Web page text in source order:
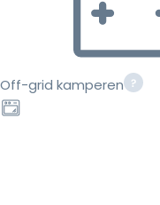
Off-grid kamperen